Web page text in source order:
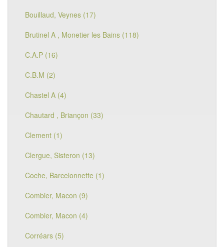
Bouillaud, Veynes (17)
Brutinel A , Monetier les Bains (118)
C.A.P (16)
C.B.M (2)
Chastel A (4)
Chautard , Briançon (33)
Clement (1)
Clergue, Sisteron (13)
Coche, Barcelonnette (1)
Combier, Macon (9)
Combier, Macon (4)
Corréars (5)